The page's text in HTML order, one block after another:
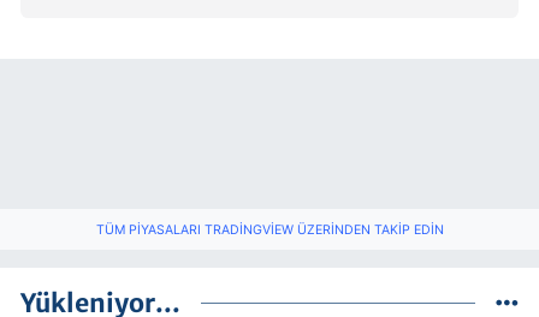
TÜM PIYASALARI TRADINGVIEW ÜZERINDEN TAKIP EDIN
Yükleniyor...